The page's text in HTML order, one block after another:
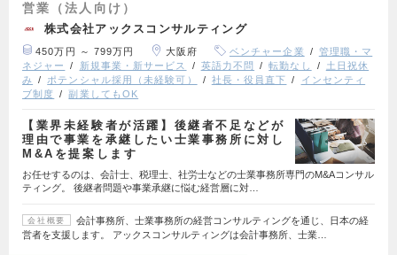
営業（法人向け）
株式会社アックスコンサルティング
450万円 ～ 799万円 大阪府 ベンチャー企業
管理職・マ
ネジャー
新規事業・新サービス 英語力不問 転勤なし
土日祝休
み
ポテンシャル採用（未経験可） 社長・役員直下
インセンティ
ブ制度
副業してもOK
【業界未経験者が活躍】後継者不足などが
理由で事業を承継したい士業事務所に対し
M&Aを提案します
お任せするのは、会計士、税理士、社労士などの士業事務所専門のM&Aコンサル
ティング。 後継者問題や事業承継に悩む経営層に対…
会社概要
会計事務所、士業事務所の経営コンサルティングを通じ、日本の経
営者を支援します。 アックスコンサルティングは会計事務所、士業…